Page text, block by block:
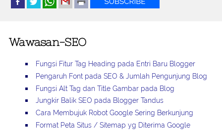
Wawasan-SEO
Fungsi Fitur Tag Heading pada Entri Baru Blogger
Pengaruh Font pada SEO & Jumlah Pengunjung Blog
Fungsi Alt Tag dan Title Gambar pada Blog
Jungkir Balik SEO pada Blogger Tandus
Cara Membujuk Robot Google Sering Berkunjung
Format Peta Situs / Sitemap yg Diterima Google